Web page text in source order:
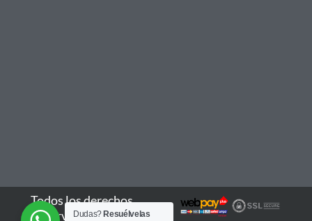
Todos los derechos
reservados - 2026
Dudas? Resuélvelas